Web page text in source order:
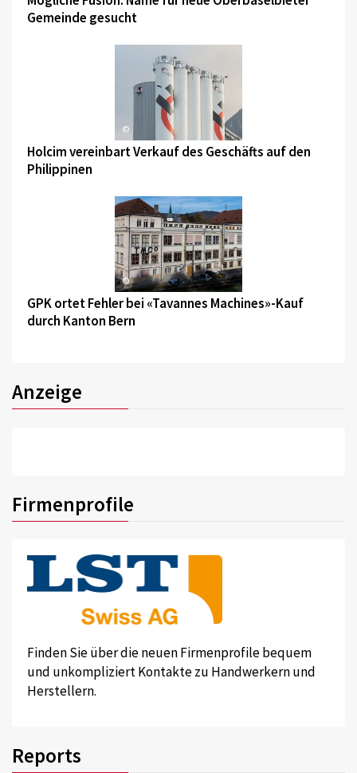
Gemeinde gesucht
©
Holcim vereinbart Verkauf des Geschäfts auf den
Philippinen
©
GPK ortet Fehler bei «Tavannes Machines»-Kauf
durch Kanton Bern
Anzeige
Firmenprofile
Finden Sie über die neuen Firmenprofile bequem
und unkompliziert Kontakte zu Handwerkern und
Herstellern.
Reports